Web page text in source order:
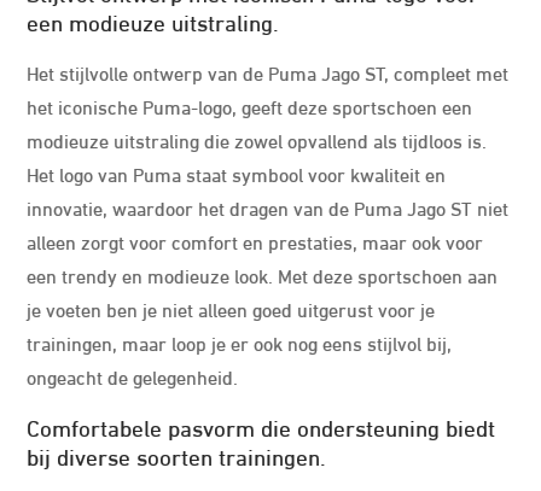
een modieuze uitstraling.
Het stijlvolle ontwerp van de Puma Jago ST, compleet met
het iconische Puma-logo, geeft deze sportschoen een
modieuze uitstraling die zowel opvallend als tijdloos is.
Het logo van Puma staat symbool voor kwaliteit en
innovatie, waardoor het dragen van de Puma Jago ST niet
alleen zorgt voor comfort en prestaties, maar ook voor
een trendy en modieuze look. Met deze sportschoen aan
je voeten ben je niet alleen goed uitgerust voor je
trainingen, maar loop je er ook nog eens stijlvol bij,
ongeacht de gelegenheid.
Comfortabele pasvorm die ondersteuning biedt
bij diverse soorten trainingen.